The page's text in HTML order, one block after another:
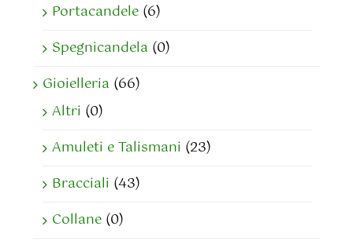
Portacandele (6)
Spegnicandela (0)
Gioielleria (66)
Altri (0)
Amuleti e Talismani (23)
Bracciali (43)
Collane (0)